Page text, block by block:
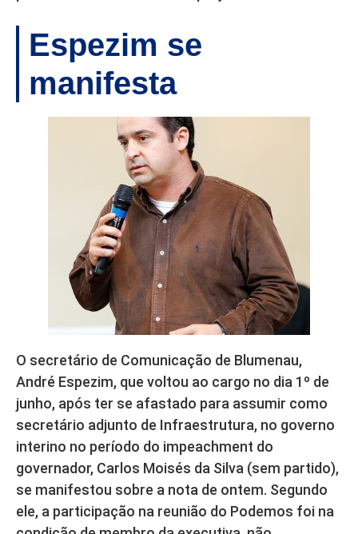
Espezim se
manifesta
O secretário de Comunicação de Blumenau,
André Espezim, que voltou ao cargo no dia 1º de
junho, após ter se afastado para assumir como
secretário adjunto de Infraestrutura, no governo
interino no período do impeachment do
governador, Carlos Moisés da Silva (sem partido),
se manifestou sobre a nota de ontem. Segundo
ele, a participação na reunião do Podemos foi na